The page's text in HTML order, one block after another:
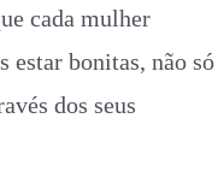
cada mulher
estar bonitas, não só
dos seus